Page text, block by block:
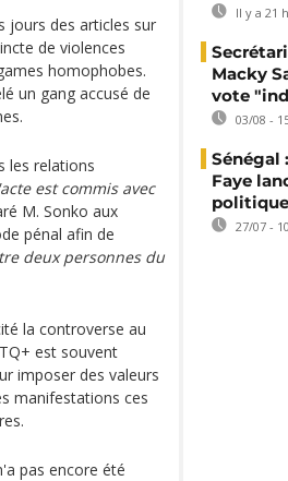
jours des articles sur
de violences
homophobes.
un gang accusé de
les relations
est commis avec
M. Sonko aux
pénal afin de
deux personnes du
la controverse au
est souvent
imposer des valeurs
manifestations ces
pas encore été
Il y a 21
Macky
vote
03/08 -
Sénégal
Faye
politique
27/07 -